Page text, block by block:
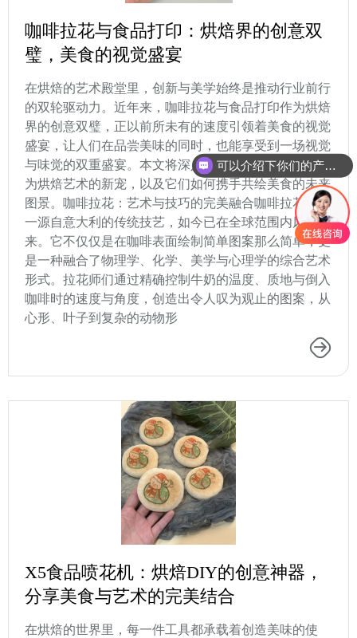
咖啡拉花与食品打印：烘焙界的创意双
璧，美食的视觉盛宴
在烘焙的艺术殿堂里，创新与美学始终是推动行业前行
的双轮驱动力。近年来，咖啡拉花与食品打印作为烘焙
界的创意双璧，正以前所未有的速度引领着美食的视觉
盛宴，让人们在品尝美味的同时，也能享受到一场视觉
与味觉的双重盛宴。本文将深入探讨这两项技术如何成
为烘焙艺术的新宠，以及它们如何携手共绘美食的未来
图景。咖啡拉花：艺术与技巧的完美融合咖啡拉花，这
一源自意大利的传统技艺，如今已在全球范围内风靡开
来。它不仅仅是在咖啡表面绘制简单图案那么简单，更
是一种融合了物理学、化学、美学与心理学的综合艺术
形式。拉花师们通过精确控制牛奶的温度、质地与倒入
咖啡时的速度与角度，创造出令人叹为观止的图案，从
心形、叶子到复杂的动物形
X5食品喷花机：烘焙DIY的创意神器，
分享美食与艺术的完美结合
在烘焙的世界里，每一件工具都承载着创造美味的使
可以介绍下你们的产品么